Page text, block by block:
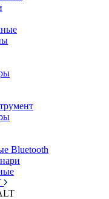
Bluetooth